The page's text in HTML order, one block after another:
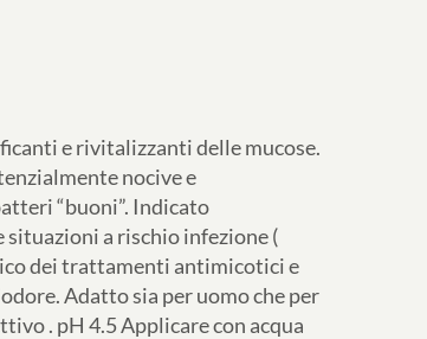
e rivitalizzanti delle mucose.
nocive e
“buoni”. Indicato
a rischio infezione (
dei trattamenti antimicotici e
Adatto sia per uomo che per
. pH 4.5 Applicare con acqua